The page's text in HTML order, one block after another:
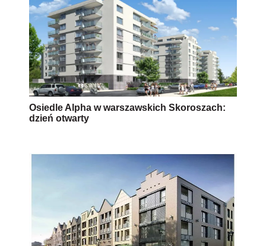
Osiedle Alpha w warszawskich Skoroszach:
dzień otwarty